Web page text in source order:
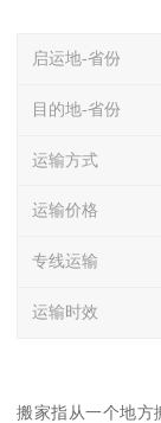
启运地-省份
目的地-省份
运输方式
运输价格
专线运输
运输时效
搬家指从一个地方